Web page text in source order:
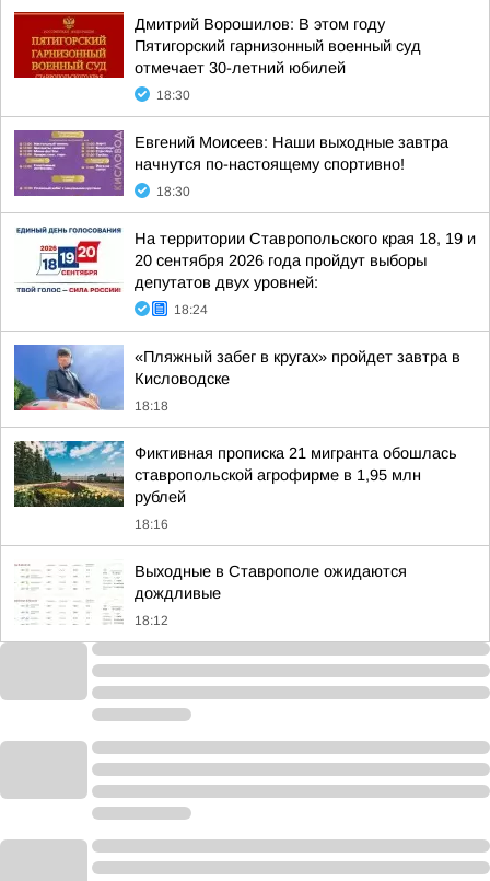
Дмитрий Ворошилов: В этом году
Пятигорский гарнизонный военный суд
отмечает 30-летний юбилей
18:30
Евгений Моисеев: Наши выходные завтра
начнутся по-настоящему спортивно!
18:30
На территории Ставропольского края 18, 19 и
20 сентября 2026 года пройдут выборы
депутатов двух уровней:
18:24
«Пляжный забег в кругах» пройдет завтра в
Кисловодске
18:18
Фиктивная прописка 21 мигранта обошлась
ставропольской агрофирме в 1,95 млн
рублей
18:16
Выходные в Ставрополе ожидаются
дождливые
18:12